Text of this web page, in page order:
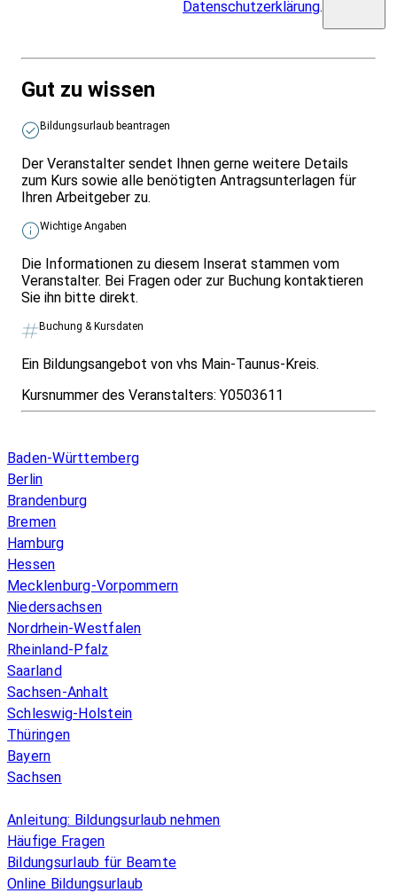
Datenschutzerklärung.
Gut zu wissen
Bildungsurlaub beantragen
Der Veranstalter sendet Ihnen gerne weitere Details
zum Kurs sowie alle benötigten Antragsunterlagen für
Ihren Arbeitgeber zu.
Wichtige Angaben
Die Informationen zu diesem Inserat stammen vom
Veranstalter. Bei Fragen oder zur Buchung kontaktieren
Sie ihn bitte direkt.
Buchung & Kursdaten
Ein Bildungsangebot von vhs Main-Taunus-Kreis.
Kursnummer des Veranstalters: Y0503611
Baden-Württemberg
Berlin
Brandenburg
Bremen
Hamburg
Hessen
Mecklenburg-Vorpommern
Niedersachsen
Nordrhein-Westfalen
Rheinland-Pfalz
Saarland
Sachsen-Anhalt
Schleswig-Holstein
Thüringen
Bayern
Sachsen
Anleitung: Bildungsurlaub nehmen
Häufige Fragen
Bildungsurlaub für Beamte
Online Bildungsurlaub